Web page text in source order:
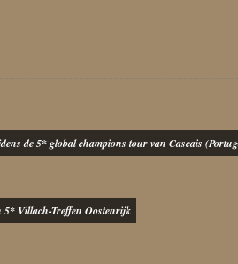
de 5* global champions tour van Cascais
5* Villach-Treffen Oostenrijk